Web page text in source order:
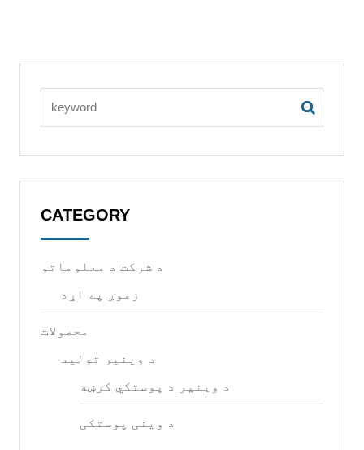
CATEGORY
د شرکت د معلوماتو
زموږ په اړه
محصولات
د وینیر تولید
د وینیر د پوستکي کرښه
د وینی پوستکی